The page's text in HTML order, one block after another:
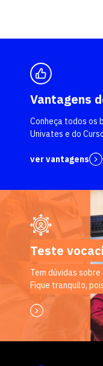
Vantagens
Conheça todos os
Univates e do
ver vantagens
Teste
Tem dúvidas
Fique tranquilo,